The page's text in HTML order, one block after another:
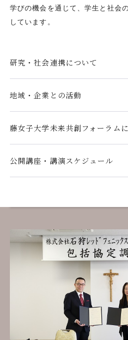
学びの機会を通じて、学生と社会
しています。
研究・社会連携について
地域・企業との活動
藤女子大学未来共創フォーラム
公開講座・講演スケジュール